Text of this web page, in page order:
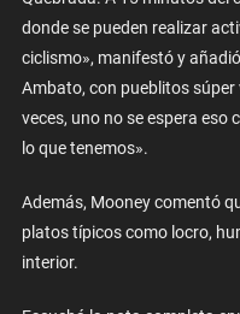
donde se pueden realizar
ciclismo», manifestó y
Ambato, con pueblitos súper
veces, uno no se espera eso
lo que tenemos».
Además, Mooney comentó
platos típicos como locro,
interior.